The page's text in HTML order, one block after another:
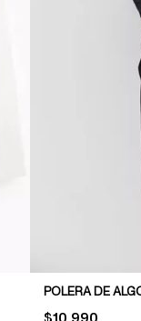
POLERA DE
PRICE:
$10.990